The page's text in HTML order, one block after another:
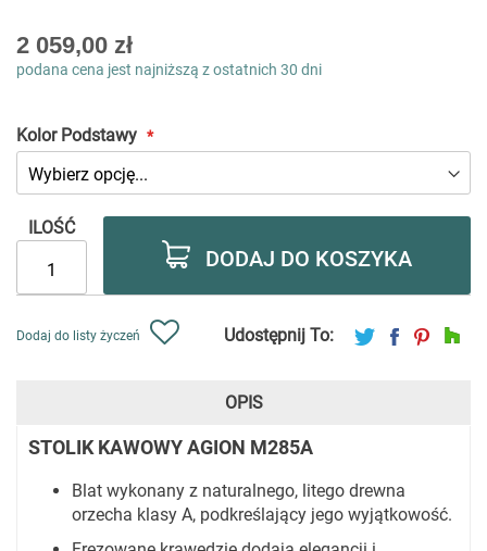
As
low
2 059,00 zł
podana cena jest najniższą z ostatnich 30 dni
Kolor Podstawy
ILOŚĆ
DODAJ DO KOSZYKA
Dodaj do listy życzeń Udostępnij To:
OPIS
STOLIK KAWOWY AGION M285A
Blat wykonany z naturalnego, litego drewna
orzecha klasy A, podkreślający jego wyjątkowość.